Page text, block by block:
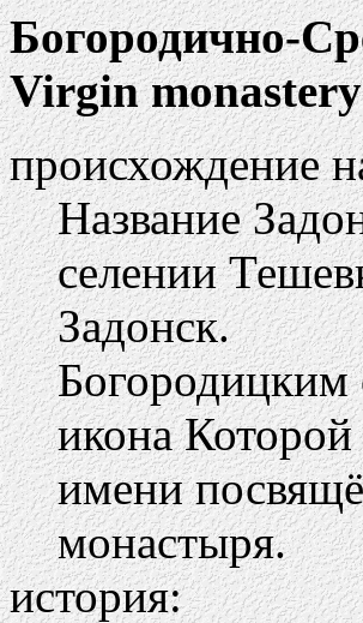
Богородично-
Virgin
происхождение
Название
селении
Задонск.
Богородицким
икона Которой
имени
монастыря.
история: